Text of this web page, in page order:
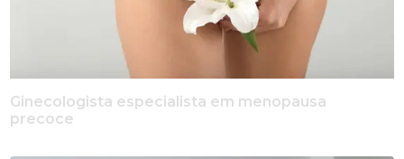
Ginecologista especialista em menopausa
precoce